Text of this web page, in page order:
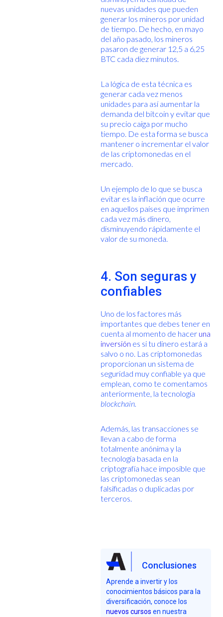
nuevas unidades que pueden
generar los mineros por unidad
de tiempo. De hecho, en mayo
del año pasado, los mineros
pasaron de generar 12,5 a 6,25
BTC cada diez minutos.
La lógica de esta técnica es
generar cada vez menos
unidades para así aumentar la
demanda del bitcoin y evitar que
su precio caiga por mucho
tiempo. De esta forma se busca
mantener o incrementar el valor
de las criptomonedas en el
mercado.
Un ejemplo de lo que se busca
evitar es la inflación que ocurre
en aquellos países que imprimen
cada vez más dinero,
disminuyendo rápidamente el
valor de su moneda.
4. Son seguras y
confiables
Uno de los factores más
importantes que debes tener en
cuenta al momento de hacer una
inversión es si tu dinero estará a
salvo o no. Las criptomonedas
proporcionan un sistema de
seguridad muy confiable ya que
emplean, como te comentamos
anteriormente, la tecnología
blockchain.
Además, las transacciones se
llevan a cabo de forma
totalmente anónima y la
tecnología basada en la
criptografía hace imposible que
las criptomonedas sean
falsificadas o duplicadas por
terceros.
Conclusiones
Aprende a invertir y los
conocimientos básicos para la
diversificación, conoce los
nuevos cursos en nuestra